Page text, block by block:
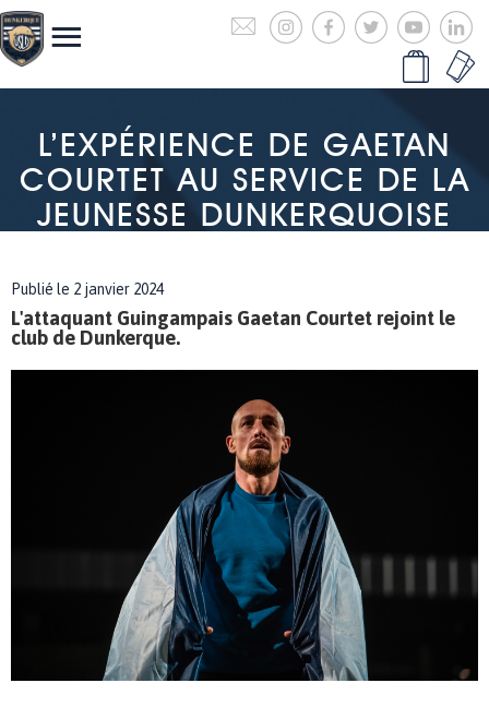
L’EXPÉRIENCE DE GAETAN
COURTET AU SERVICE DE LA
JEUNESSE DUNKERQUOISE
Publié le 2 janvier 2024
L'attaquant Guingampais Gaetan Courtet rejoint le
club de Dunkerque.